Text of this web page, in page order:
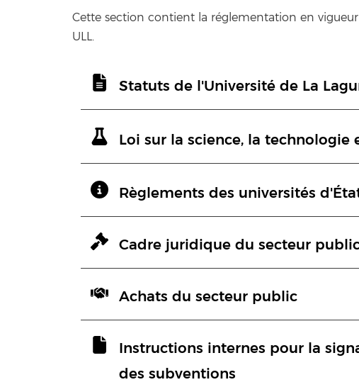
Cette section contient la réglementation en
ULL.
Statuts de l'Université de La
Loi sur la science, la technologie
Règlements des universités
Cadre juridique du secteur
Achats du secteur public
Instructions internes pour la
des subventions